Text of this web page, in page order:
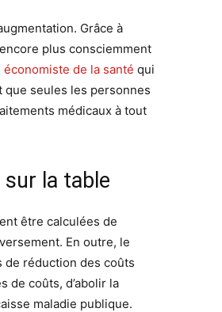
Grâce à
plus consciemment
de la santé qui
que seules les personnes
médicaux à tout
la table
être calculées de
En outre, le
de réduction des coûts
de coûts, d’abolir la
maladie publique.